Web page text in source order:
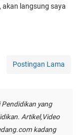
akan langsung saya
Postingan Lama
Pendidikan yang
Artikel,Video
kadang